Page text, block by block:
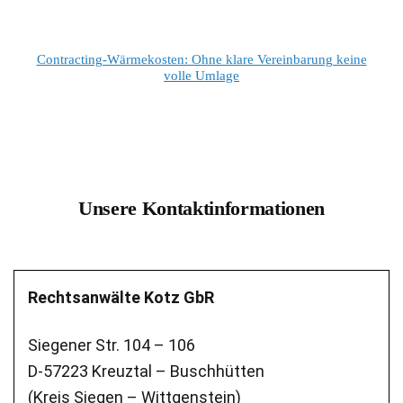
Contracting-Wärmekosten: Ohne klare Vereinbarung keine
volle Umlage
Unsere Kontaktinformationen
Rechtsanwälte Kotz GbR
Siegener Str. 104 – 106
D-57223 Kreuztal – Buschhütten
(Kreis Siegen – Wittgenstein)